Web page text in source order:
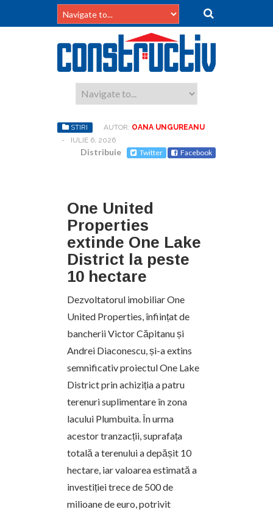
STIRI AUTOR: OANA UNGUREANU
-
IULIE 6, 2026
Distribuie Twitter Facebook
One United
Properties
extinde One Lake
District la peste
10 hectare
Dezvoltatorul imobiliar One
United Properties, înființat de
bancherii Victor Căpitanu și
Andrei Diaconescu, și-a extins
semnificativ proiectul One Lake
District prin achiziția a patru
terenuri suplimentare în zona
lacului Plumbuita. În urma
acestor tranzacții, suprafața
totală a terenului a depășit 10
hectare, iar valoarea estimată a
investiției trece de 500 de
milioane de euro, potrivit